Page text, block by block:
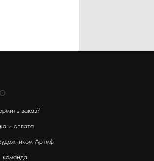
заказ?
и оплата
Артмф